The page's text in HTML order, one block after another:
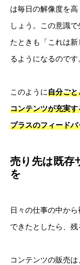
は毎日の解像度を
しょう。この意識
たときも「これは
るようになるのです。
このように自分ご
コンテンツが充実
プラスのフィードバ
売り先は既存
を
日々の仕事の中か
できたとしたら、残
コンテンツの販売